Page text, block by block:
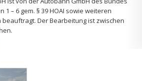
1 – 6 gem. § 39 HOAI sowie weiteren
Der Bearbeitung ist zwischen